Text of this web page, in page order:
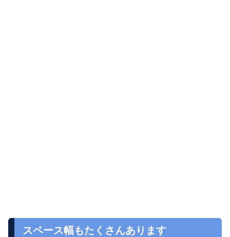
スペース幅もたくさんあります